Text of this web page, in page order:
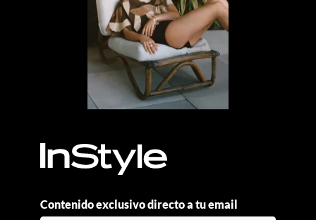
Contenido exclusivo directo a tu email